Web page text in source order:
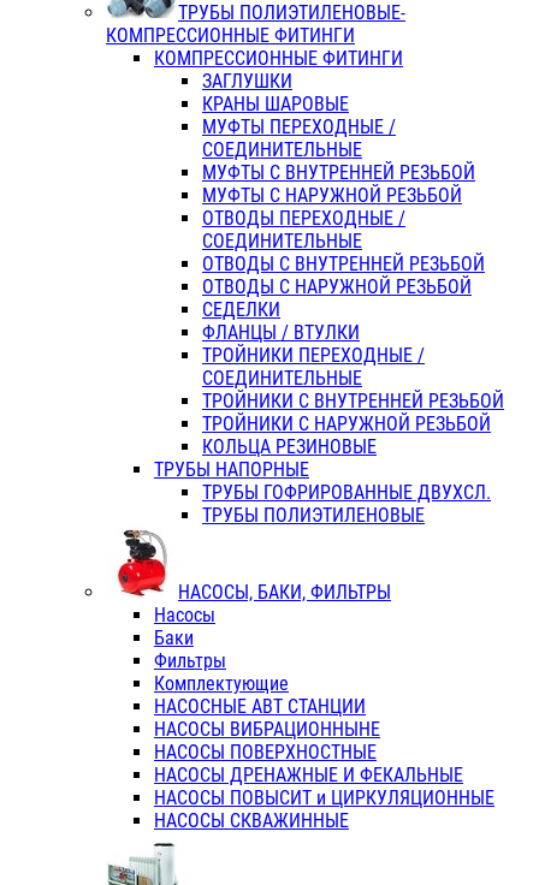
ТРУБЫ ПОЛИЭТИЛЕНОВЫЕ-
КОМПРЕССИОННЫЕ ФИТИНГИ
КОМПРЕССИОННЫЕ ФИТИНГИ
ЗАГЛУШКИ
КРАНЫ ШАРОВЫЕ
МУФТЫ ПЕРЕХОДНЫЕ /
СОЕДИНИТЕЛЬНЫЕ
МУФТЫ С ВНУТРЕННЕЙ РЕЗЬБОЙ
МУФТЫ С НАРУЖНОЙ РЕЗЬБОЙ
ОТВОДЫ ПЕРЕХОДНЫЕ /
СОЕДИНИТЕЛЬНЫЕ
ОТВОДЫ С ВНУТРЕННЕЙ РЕЗЬБОЙ
ОТВОДЫ С НАРУЖНОЙ РЕЗЬБОЙ
СЕДЕЛКИ
ФЛАНЦЫ / ВТУЛКИ
ТРОЙНИКИ ПЕРЕХОДНЫЕ /
СОЕДИНИТЕЛЬНЫЕ
ТРОЙНИКИ С ВНУТРЕННЕЙ РЕЗЬБОЙ
ТРОЙНИКИ С НАРУЖНОЙ РЕЗЬБОЙ
КОЛЬЦА РЕЗИНОВЫЕ
ТРУБЫ НАПОРНЫЕ
ТРУБЫ ГОФРИРОВАННЫЕ ДВУХСЛ.
ТРУБЫ ПОЛИЭТИЛЕНОВЫЕ
НАСОСЫ, БАКИ, ФИЛЬТРЫ
Насосы
Баки
Фильтры
Комплектующие
НАСОСНЫЕ АВТ СТАНЦИИ
НАСОСЫ ВИБРАЦИОННЫНЕ
НАСОСЫ ПОВЕРХНОСТНЫЕ
НАСОСЫ ДРЕНАЖНЫЕ И ФЕКАЛЬНЫЕ
НАСОСЫ ПОВЫСИТ и ЦИРКУЛЯЦИОННЫЕ
НАСОСЫ СКВАЖИННЫЕ